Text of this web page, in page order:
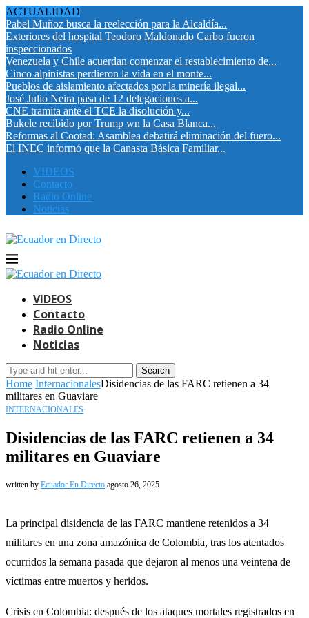
ACTUALIDAD
Pabel Muñoz busca la reelección para la Alcaldía...
Exteriores del hospital Teodoro Maldonado Carbo fueron
inspeccionados
Venezuela y Chile acuerdan comenzar el restablecimiento de...
Cinco alpinistas perdieron la vida en el monte...
Pueblos de aislamiento afectados por la minería ilegal...
José Julio Neira pasa de 12 delegaciones a...
CNE tramita ante el TCE la disolución y...
Bukele recibido por Trump wn la Casa Blanca...
Reformas al Cootad: Asamblea debatirá eliminación del fuero...
El INEC informó que la Canasta Básica Familiar...
VIDEOS
Contacto
Radio Online
Noticias
VIDEOS
Contacto
Radio Online
Noticias
Search
Home InternacionalesDisidencias de las FARC retienen a 34
militares en Guaviare
INTERNACIONALES
Disidencias de las FARC retienen a 34
militares en Guaviare
written by Ecuador En Directo agosto 26, 2025
La principal disidencia de las FARC mantiene retenidos a 34
militares en una zona amazónica de Colombia, tras los atentados
ocurridos la semana pasada que dejaron al menos una veintena de
víctimas entre muertos y heridos.
Crisis en Colombia: después de los ataques mortales registrados en